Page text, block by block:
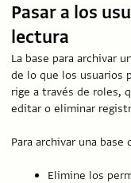
Pasar a los
lectura
La base para archivar
de lo que los usuarios
rige a través de roles,
editar o eliminar
Para archivar una base
Elimine los